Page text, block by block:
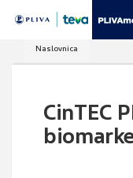
Naslovnica
CinTEC